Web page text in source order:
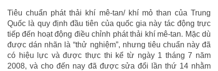
Tiêu chuẩn phát thải khí mê-tan/ khí mỏ than của Trung
Quốc là quy định đầu tiên của quốc gia này tác động trực
tiếp đến hoạt động điều chỉnh phát thải khí mê-tan. Mặc dù
được dán nhãn là “thử nghiệm”, nhưng tiêu chuẩn này đã
có hiệu lực và được thực thi kể từ ngày 1 tháng 7 năm
2008, và cho đến nay đã được sửa đổi lần thứ 14 nhằm